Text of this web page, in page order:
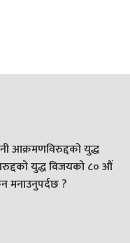
आक्रमणविरुद्दको युद्ध
युद्ध विजयको ८० औं
मनाउनुपर्दछ ?